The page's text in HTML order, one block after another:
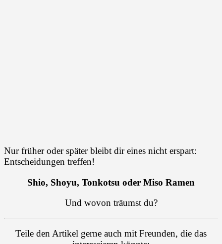
Nur früher oder später bleibt dir eines nicht erspart:
Entscheidungen treffen!
Shio, Shoyu, Tonkotsu oder Miso Ramen
Und wovon träumst du?
Teile den Artikel gerne auch mit Freunden, die das